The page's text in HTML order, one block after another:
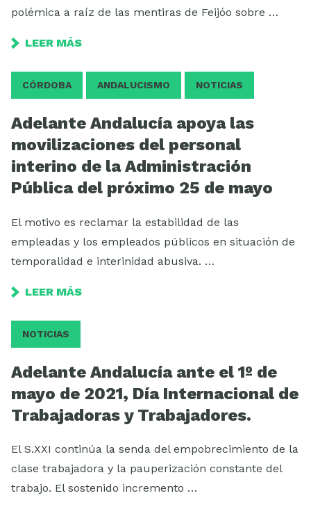
polémica a raíz de las mentiras de Feijóo sobre …
LEER MÁS
CÓRDOBA ANDALUCISMO NOTICIAS
Adelante Andalucía apoya las
movilizaciones del personal
interino de la Administración
Pública del próximo 25 de mayo
El motivo es reclamar la estabilidad de las
empleadas y los empleados públicos en situación de
temporalidad e interinidad abusiva. …
LEER MÁS
NOTICIAS
Adelante Andalucía ante el 1º de
mayo de 2021, Día Internacional de
Trabajadoras y Trabajadores.
El S.XXI continúa la senda del empobrecimiento de la
clase trabajadora y la pauperización constante del
trabajo. El sostenido incremento …